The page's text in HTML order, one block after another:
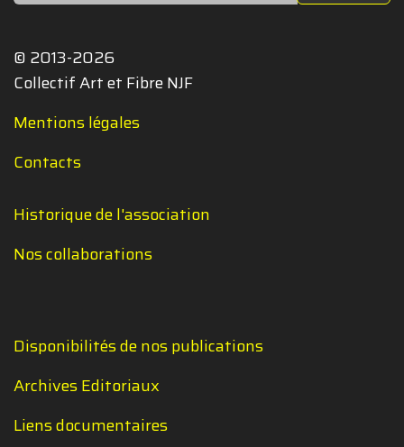
© 2013-2026
Collectif Art et Fibre NJF
Mentions légales
Contacts
Historique de l'association
Nos collaborations
Disponibilités de nos publications
Archives Editoriaux
Liens documentaires